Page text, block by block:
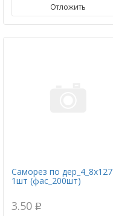
Отложить
Саморез по дер_4_8х127
1шт (фас_200шт)
3.50 p